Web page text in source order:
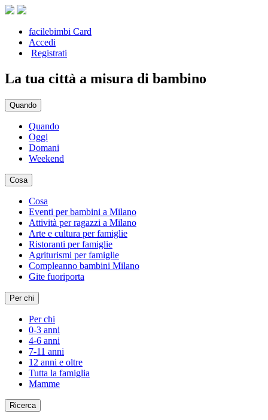
facilebimbi Card
Accedi
Registrati
La tua città a misura di bambino
Quando
Quando
Oggi
Domani
Weekend
Cosa
Cosa
Eventi per bambini a Milano
Attività per ragazzi a Milano
Arte e cultura per famiglie
Ristoranti per famiglie
Agriturismi per famiglie
Compleanno bambini Milano
Gite fuoriporta
Per chi
Per chi
0-3 anni
4-6 anni
7-11 anni
12 anni e oltre
Tutta la famiglia
Mamme
Ricerca